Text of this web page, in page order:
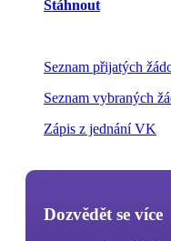
Stáhnout
Seznam přijatých
Seznam vybraných
Zápis z jednání VK
Dozvědět se více